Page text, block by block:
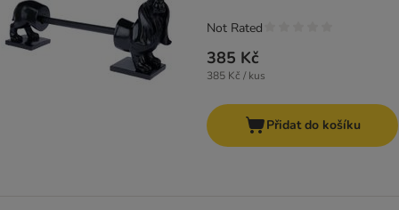
385 Kč
385 Kč / kus
Not Rated
Přidat do košíku